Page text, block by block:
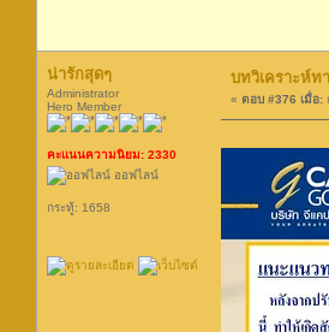
น่ารักสุดๆ
Administrator
Hero Member
คะแนนความนิยม: 2330
ออฟไลน์
กระทู้: 1658
บทวิเคราะห์ท
« ตอบ #376 เมื่อ: